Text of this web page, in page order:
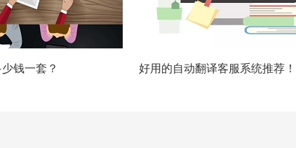
钱一套？ 好用的自动翻译客服系统推荐！